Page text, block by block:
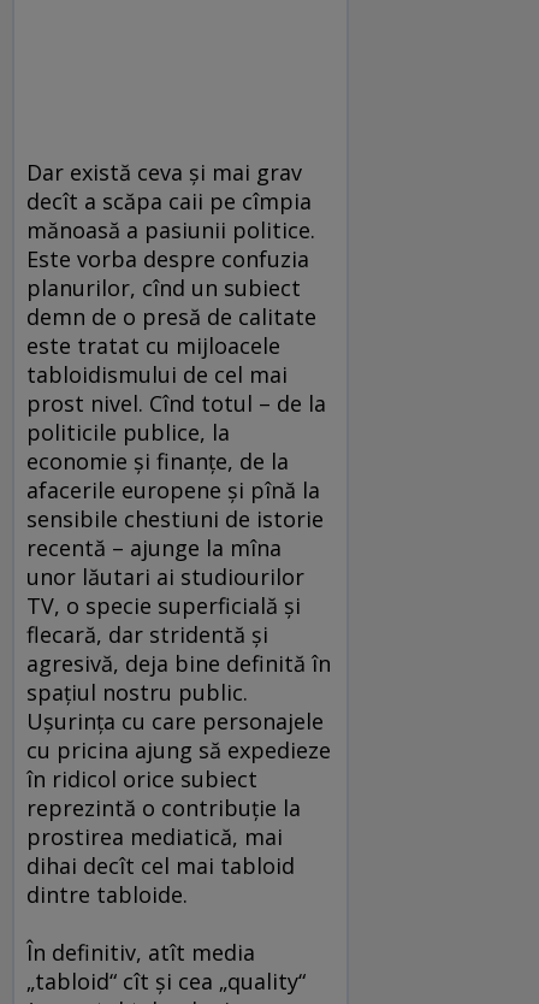
Dar există ceva şi mai grav
decît a scăpa caii pe cîmpia
mănoasă a pasiunii politice.
Este vorba despre confuzia
planurilor, cînd un subiect
demn de o presă de calitate
este tratat cu mijloacele
tabloidismului de cel mai
prost nivel. Cînd totul – de la
politicile publice, la
economie şi finanţe, de la
afacerile europene şi pînă la
sensibile chestiuni de istorie
recentă – ajunge la mîna
unor lăutari ai studiourilor
TV, o specie superficială şi
flecară, dar stridentă şi
agresivă, deja bine definită în
spaţiul nostru public.
Uşurinţa cu care personajele
cu pricina ajung să expedieze
în ridicol orice subiect
reprezintă o contribuţie la
prostirea mediatică, mai
dihai decît cel mai tabloid
dintre tabloide.
În definitiv, atît media
„tabloid“ cît şi cea „quality“